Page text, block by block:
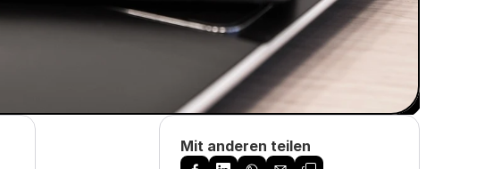
Mit anderen teilen